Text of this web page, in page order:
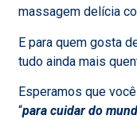
massagem delícia
E para quem gosta
tudo ainda mais
Esperamos que
“para cuidar do